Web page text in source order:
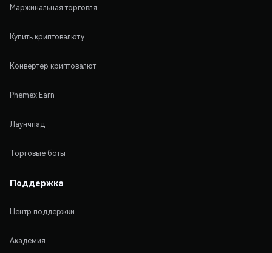
Маржинальная торговля
Купить криптовалюту
Конвертер криптовалют
Phemex Earn
Лаунчпад
Торговые боты
Поддержка
Центр поддержки
Академия